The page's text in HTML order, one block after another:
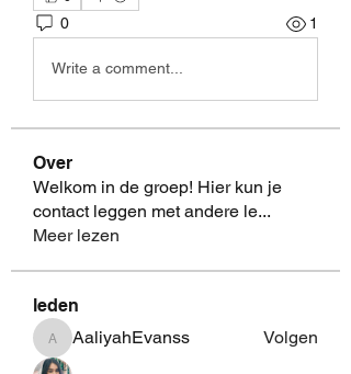
0 1
Write a comment...
Over
Welkom in de groep! Hier kun je
contact leggen met andere le...
Meer lezen
leden
AaliyahEvanss
AaliyahEvanss Volgen